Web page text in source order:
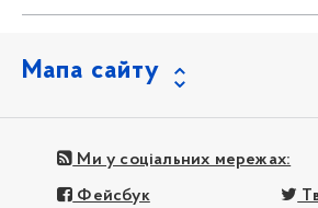
Мапа сайту
Ми у соціальних мережах:
Фейсбук